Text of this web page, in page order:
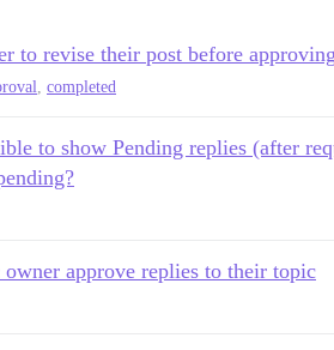
to revise their post before
, completed
to show Pending replies (after
approve replies to their topic